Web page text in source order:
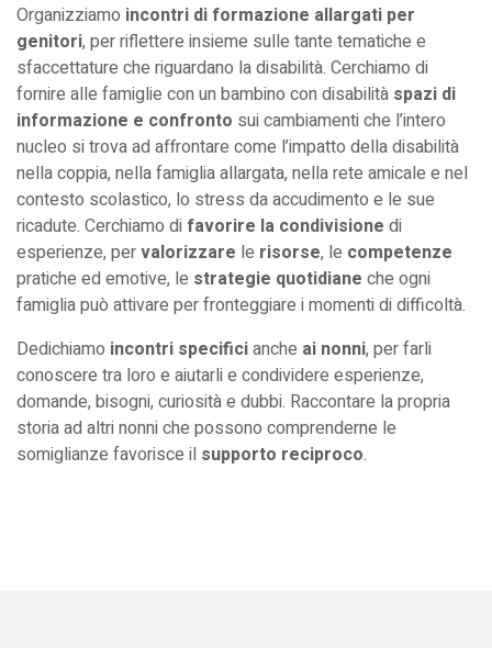
Organizziamo incontri di formazione allargati per
genitori, per riflettere insieme sulle tante tematiche e
sfaccettature che riguardano la disabilità. Cerchiamo di
fornire alle famiglie con un bambino con disabilità spazi di
informazione e confronto sui cambiamenti che l’intero
nucleo si trova ad affrontare come l’impatto della disabilità
nella coppia, nella famiglia allargata, nella rete amicale e nel
contesto scolastico, lo stress da accudimento e le sue
ricadute. Cerchiamo di favorire la condivisione di
esperienze, pervalorizzare le risorse, le competenze
pratiche ed emotive, le strategie quotidiane che ogni
famiglia può attivare per fronteggiare i momenti di difficoltà.
Dedichiamo incontri specificianche ai nonni, per farli
conoscere tra loro e aiutarli e condividere esperienze,
domande, bisogni, curiosità e dubbi. Raccontare la propria
storia ad altri nonni che possono comprenderne le
somiglianze favorisce il supporto reciproco.